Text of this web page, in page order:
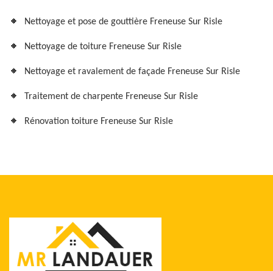
Nettoyage et pose de gouttière Freneuse Sur Risle
Nettoyage de toiture Freneuse Sur Risle
Nettoyage et ravalement de façade Freneuse Sur Risle
Traitement de charpente Freneuse Sur Risle
Rénovation toiture Freneuse Sur Risle